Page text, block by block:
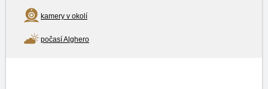
kamery v okolí
počasí Alghero